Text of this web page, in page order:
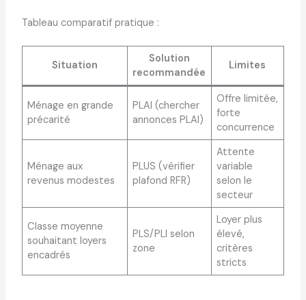
Tableau comparatif pratique :
Situation
Solution
recommandée
Limites
Ménage en grande
précarité
PLAI (chercher
annonces PLAI)
Offre limitée,
forte
concurrence
Ménage aux
revenus modestes
PLUS (vérifier
plafond RFR)
Attente
variable
selon le
secteur
Classe moyenne
souhaitant loyers
encadrés
PLS/PLI selon
zone
Loyer plus
élevé,
critères
stricts